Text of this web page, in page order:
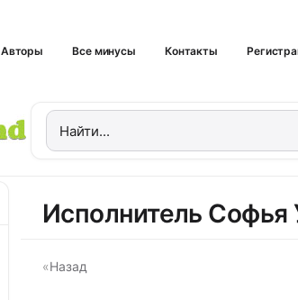
Авторы Все минусы Контакты
Исполнитель Софья
«Назад